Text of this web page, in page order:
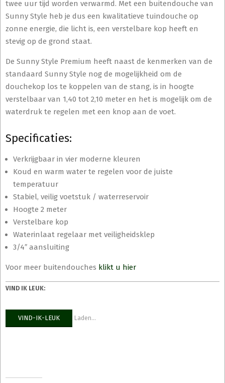
twee uur tijd worden verwarmd. Met een buitendouche van
Sunny Style heb je dus een kwalitatieve tuindouche op
zonne energie, die licht is, een verstelbare kop heeft en
stevig op de grond staat.
De Sunny Style Premium heeft naast de kenmerken van de
standaard Sunny Style nog de mogelijkheid om de
douchekop los te koppelen van de stang, is in hoogte
verstelbaar van 1,40 tot 2,10 meter en het is mogelijk om de
waterdruk te regelen met een knop aan de voet.
Specificaties:
Verkrijgbaar in vier moderne kleuren
Koud en warm water te regelen voor de juiste
temperatuur
Stabiel, veilig voetstuk / waterreservoir
Hoogte 2 meter
Verstelbare kop
Waterinlaat regelaar met veiligheidsklep
3/4″ aansluiting
Voor meer buitendouches klikt u hier
VIND IK LEUK:
VIND-IK-LEUK Laden...